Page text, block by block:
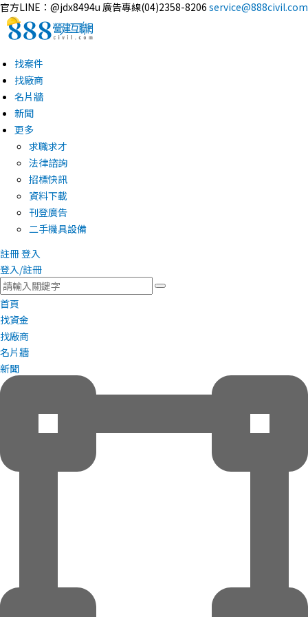
官方LINE：@jdx8494u 廣告專線(04)2358-8206 service@888civil.com
找案件
找廠商
名片牆
新聞
更多
求職求才
法律諮詢
招標快訊
資料下載
刊登廣告
二手機具設備
註冊登入
登入/註冊
首頁
找資金
找廠商
名片牆
新聞